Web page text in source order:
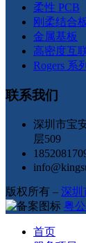
柔性 PCB
刚柔结合
金属基板
高密度互
Rogers 系
联系我们
深圳市宝
层509
版权所有 – 深圳
粤
首页